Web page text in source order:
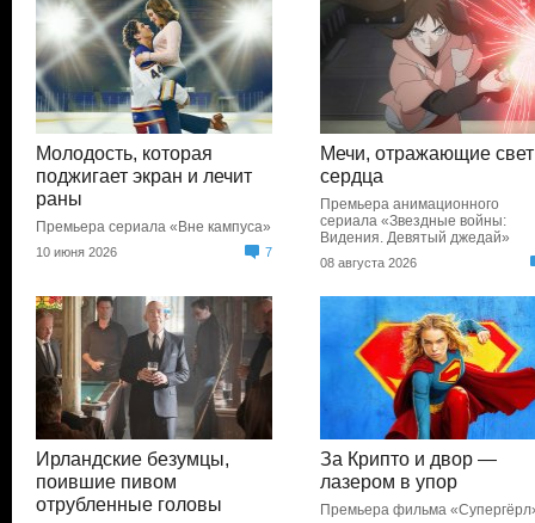
Молодость, которая
поджигает экран и лечит
раны
Премьера сериала «Вне кампуса»
10 июня 2026 7
Мечи, отражающие свет
сердца
Премьера анимационного
сериала «Звездные войны:
Видения. Девятый джедай»
08 августа 2026
Ирландские безумцы,
поившие пивом
отрубленные головы
За Крипто и двор —
лазером в упор
Премьера фильма